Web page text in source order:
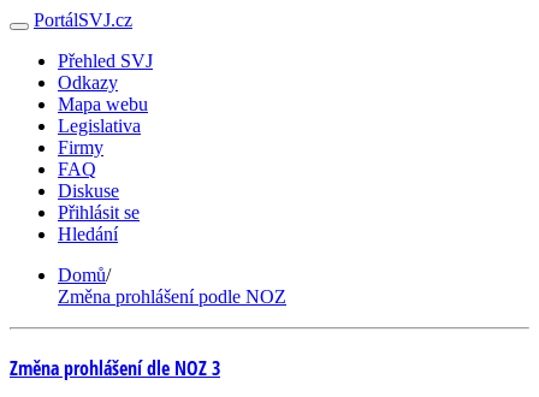
PortálSVJ.cz
Přehled SVJ
Odkazy
Mapa webu
Legislativa
Firmy
FAQ
Diskuse
Přihlásit se
Hledání
Domů/
Změna prohlášení podle NOZ
Změna prohlášení dle NOZ 3